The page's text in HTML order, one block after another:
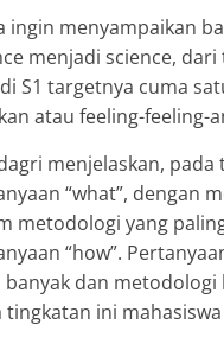
ingin menyampaikan
menjadi science,
S1 targetnya cuma
atau feeling-feeling-
menjelaskan,
“what”, dengan
metodologi yang
“how”.
banyak dan metodologi
tingkatan ini